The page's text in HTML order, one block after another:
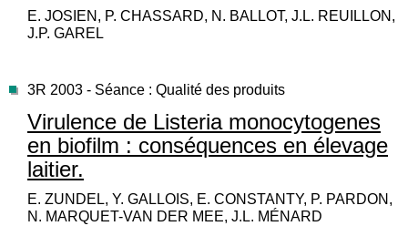
E. JOSIEN, P. CHASSARD, N. BALLOT, J.L. REUILLON,
J.P. GAREL
3R 2003 - Séance : Qualité des produits
Virulence de Listeria monocytogenes
en biofilm : conséquences en élevage
laitier.
E. ZUNDEL, Y. GALLOIS, E. CONSTANTY, P. PARDON,
N. MARQUET-VAN DER MEE, J.L. MÉNARD